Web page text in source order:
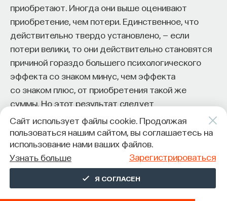
приобретают. Иногда они выше оценивают
приобретение, чем потери. Единственное, что
действительно твердо установлено, — если
потери велики, то они действительно становятся
причиной гораздо большего психологического
эффекта со знаком минус, чем эффекта
со знаком плюс, от приобретения такой же
суммы. Но этот результат следует
и из традиционной теории предельной
полезности, так что ничего нового
и «нерационального» здесь нет.
Какова же эффективность политики «наджа»?
Ее можно оценивать по двум разным массивам
Сайт использует файлы cookie. Продолжая
пользоваться нашим сайтом, вы соглашаетесь на
использование нами ваших файлов.
Узнать больше
Зарегистрироваться
Я СОГЛАСЕН